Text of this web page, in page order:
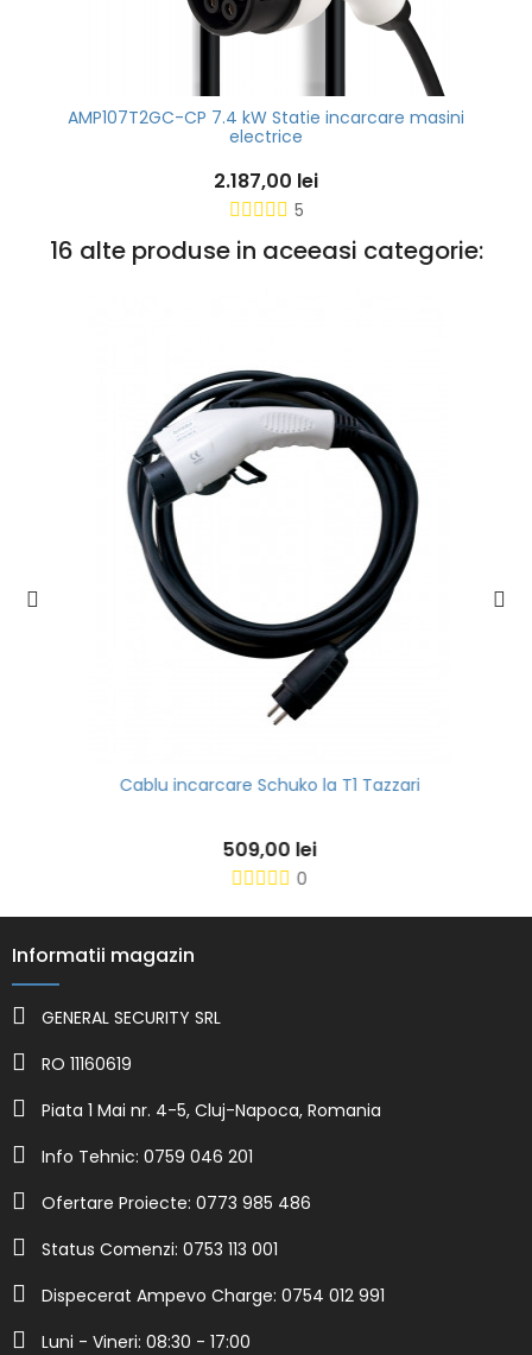
AMP107T2GC-CP 7.4 kW Statie incarcare masini
electrice
2.187,00 lei
5
16 alte produse in aceeasi categorie:
Cablu incarcare Schuko la T1 Tazzari
509,00 lei
0
Informatii magazin
GENERAL SECURITY SRL
RO 11160619
Piata 1 Mai nr. 4-5, Cluj-Napoca, Romania
Info Tehnic: 0759 046 201
Ofertare Proiecte: 0773 985 486
Status Comenzi: 0753 113 001
Dispecerat Ampevo Charge: 0754 012 991
Luni - Vineri: 08:30 - 17:00